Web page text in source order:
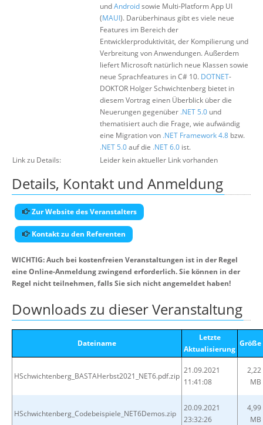
undAndroidsowie Multi-Platform App UI
(MAUI). Darüberhinaus gibt es viele neue
Features im Bereich der
Entwicklerproduktivität, der Kompilierung und
Verbreitung von Anwendungen. Außerdem
liefert Microsoft natürlich neue Klassen sowie
neue Sprachfeatures in C# 10. DOTNET-
DOKTOR Holger Schwichtenberg bietet in
diesem Vortrag einen Überblick über die
Neuerungen gegenüber .NET 5.0 und
thematisiert auch die Frage, wie aufwändig
eine Migration von .NET Framework 4.8 bzw.
.NET 5.0auf die .NET 6.0 ist.
Link zu Details:
Leider kein aktueller Link vorhanden
Details, Kontakt und Anmeldung
Zur Website des Veranstalters
Kontakt zu den Referenten
WICHTIG: Auch bei kostenfreien Veranstaltungen ist in der Regel
eine Online-Anmeldung zwingend erforderlich. Sie können in der
Regel nicht teilnehmen, falls Sie sich nicht angemeldet haben!
Downloads zu dieser Veranstaltung
Dateiname
Letzte
Aktualisierung
Größe
HSchwichtenberg_BASTAHerbst2021_NET6.pdf.zip
21.09.2021
11:41:08
2,22
MB
HSchwichtenberg_Codebeispiele_NET6Demos.zip
20.09.2021
23:32:26
4,99
MB